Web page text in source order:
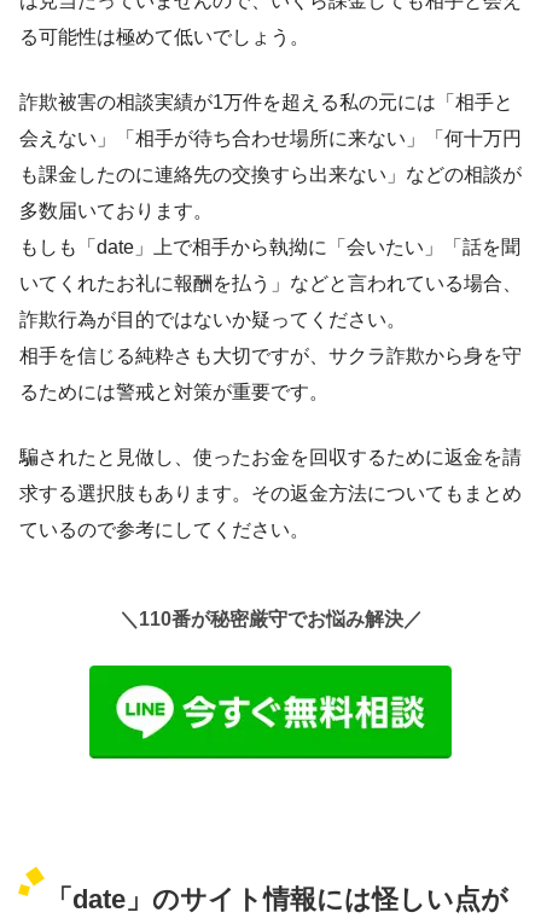
る可能性は極めて低いでしょう。
詐欺被害の相談実績が1万件を超える私の元には「相手と
会えない」「相手が待ち合わせ場所に来ない」「何十万円
も課金したのに連絡先の交換すら出来ない」などの相談が
多数届いております。
もしも「date」上で相手から執拗に「会いたい」「話を聞
いてくれたお礼に報酬を払う」などと言われている場合、
詐欺行為が目的ではないか疑ってください。
相手を信じる純粋さも大切ですが、サクラ詐欺から身を守
るためには警戒と対策が重要です。
騙されたと見做し、使ったお金を回収するために返金を請
求する選択肢もあります。その返金方法についてもまとめ
ているので参考にしてください。
＼110番が秘密厳守でお悩み解決／
「date」のサイト情報には怪しい点が